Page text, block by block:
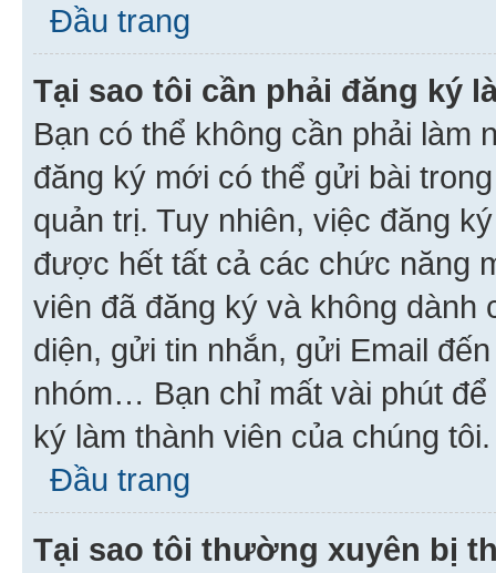
Đầu trang
Tại sao tôi cần phải đăng ký
Bạn có thể không cần phải làm
đăng ký mới có thể gửi bài
quản trị. Tuy nhiên, việc đăng
được hết tất cả các chức năng
viên đã đăng ký và không
diện, gửi tin nhắn, gửi Email
nhóm… Bạn chỉ mất vài phút
ký làm thành viên của chúng tôi.
Đầu trang
Tại sao tôi thường xuyên bị